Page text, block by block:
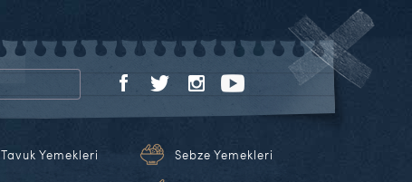
Tavuk Yemekleri Sebze Yemekleri